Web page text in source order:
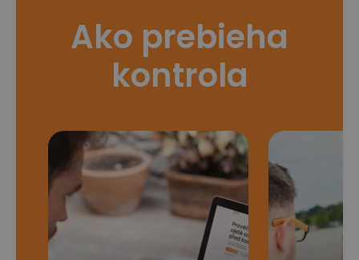
Ako prebieha
kontrola